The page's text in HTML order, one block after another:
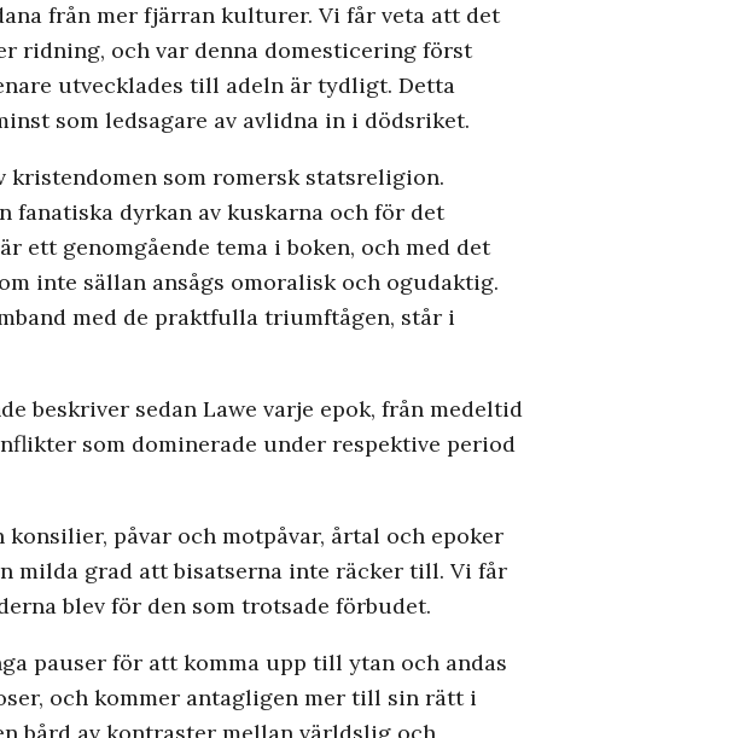
från mer fjärran kulturer. Vi får veta att det
ridning, och var denna domesticering först
utvecklades till adeln är tydligt. Detta
som ledsagare av avlidna in i dödsriket.
kristendomen som romersk statsreligion.
dyrkan av kuskarna och för det
ett genomgående tema i boken, och med det
inte sällan ansågs omoralisk och ogudaktig.
med de praktfulla triumftågen, står i
beskriver sedan Lawe varje epok, från medeltid
som dominerade under respektive period
påvar och motpåvar, årtal och epoker
milda grad att bisatserna inte räcker till. Vi får
blev för den som trotsade förbudet.
pauser för att komma upp till ytan och andas
och kommer antagligen mer till sin rätt i